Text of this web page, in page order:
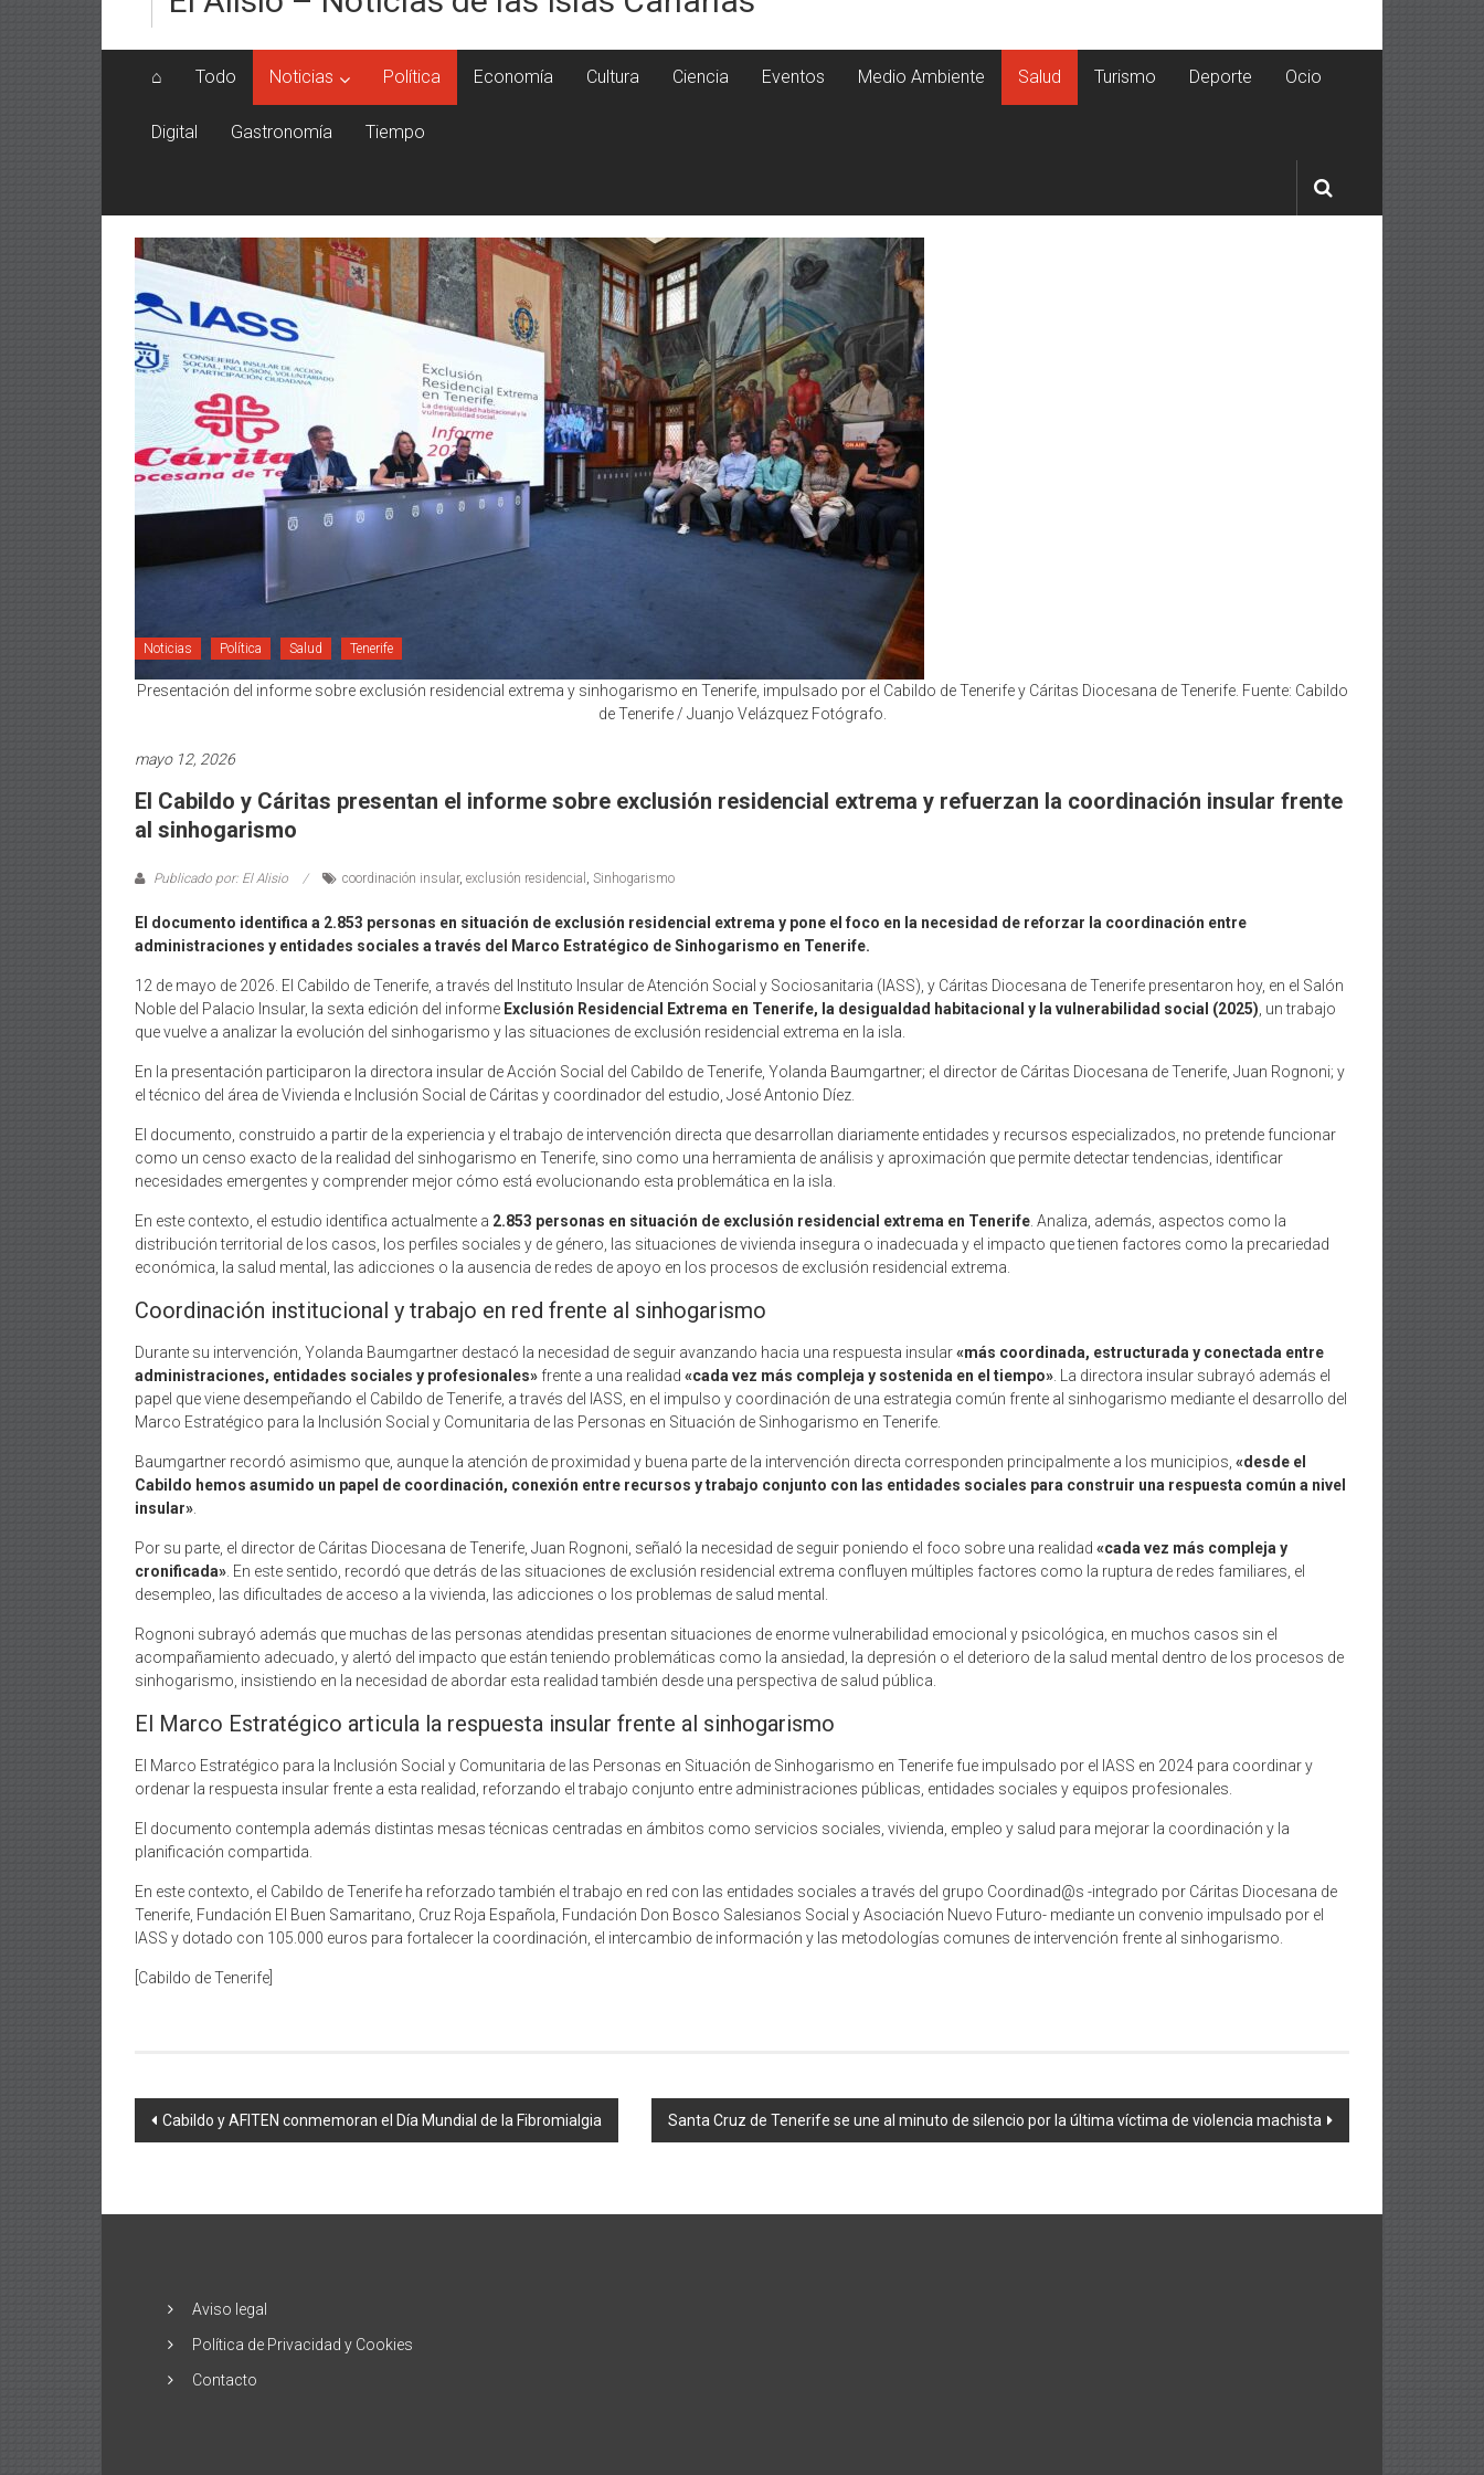
⌂ Todo Noticias Política Economía Cultura Ciencia Eventos Medio Ambiente Salud Turismo Deporte Ocio
Digital Gastronomía Tiempo
Noticias Política Salud Tenerife
Presentación del informe sobre exclusión residencial extrema y sinhogarismo en Tenerife, impulsado por el Cabildo de Tenerife y Cáritas Diocesana de Tenerife. Fuente: Cabildo
de Tenerife / Juanjo Velázquez Fotógrafo.
mayo 12, 2026
El Cabildo y Cáritas presentan el informe sobre exclusión residencial extrema y refuerzan la coordinación insular frente
al sinhogarismo
Publicado por: El Alisio coordinación insular, exclusión residencial , Sinhogarismo
El documento identifica a 2.853 personas en situación de exclusión residencial extrema y pone el foco en la necesidad de reforzar la coordinación entre
administraciones y entidades sociales a través del Marco Estratégico de Sinhogarismo en Tenerife.
12 de mayo de 2026. El Cabildo de Tenerife, a través del Instituto Insular de Atención Social y Sociosanitaria (IASS), y Cáritas Diocesana de Tenerife presentaron hoy, en el Salón
Noble del Palacio Insular, la sexta edición del informe Exclusión Residencial Extrema en Tenerife, la desigualdad habitacional y la vulnerabilidad social (2025) , un trabajo
que vuelve a analizar la evolución del sinhogarismo y las situaciones de exclusión residencial extrema en la isla.
En la presentación participaron la directora insular de Acción Social del Cabildo de Tenerife, Yolanda Baumgartner; el director de Cáritas Diocesana de Tenerife, Juan Rognoni; y
el técnico del área de Vivienda e Inclusión Social de Cáritas y coordinador del estudio, José Antonio Díez.
El documento, construido a partir de la experiencia y el trabajo de intervención directa que desarrollan diariamente entidades y recursos especializados, no pretende funcionar
como un censo exacto de la realidad del sinhogarismo en Tenerife, sino como una herramienta de análisis y aproximación que permite detectar tendencias, identificar
necesidades emergentes y comprender mejor cómo está evolucionando esta problemática en la isla.
En este contexto, el estudio identifica actualmente a 2.853 personas en situación de exclusión residencial extrema en Tenerife . Analiza, además, aspectos como la
distribución territorial de los casos, los perfiles sociales y de género, las situaciones de vivienda insegura o inadecuada y el impacto que tienen factores como la precariedad
económica, la salud mental, las adicciones o la ausencia de redes de apoyo en los procesos de exclusión residencial extrema.
Coordinación institucional y trabajo en red frente al sinhogarismo
Durante su intervención, Yolanda Baumgartner destacó la necesidad de seguir avanzando hacia una respuesta insular«más coordinada, estructurada y conectada entre
administraciones, entidades sociales y profesionales» frente a una realidad «cada vez más compleja y sostenida en el tiempo» . La directora insular subrayó además el
papel que viene desempeñando el Cabildo de Tenerife, a través del IASS, en el impulso y coordinación de una estrategia común frente al sinhogarismo mediante el desarrollo del
Marco Estratégico para la Inclusión Social y Comunitaria de las Personas en Situación de Sinhogarismo en Tenerife.
Baumgartner recordó asimismo que, aunque la atención de proximidad y buena parte de la intervención directa corresponden principalmente a los municipios, «desde el
Cabildo hemos asumido un papel de coordinación, conexión entre recursos y trabajo conjunto con las entidades sociales para construir una respuesta común a nivel
insular»
Por su parte, el director de Cáritas Diocesana de Tenerife, Juan Rognoni, señaló la necesidad de seguir poniendo el foco sobre una realidad «cada vez más compleja y
cronificada» . En este sentido, recordó que detrás de las situaciones de exclusión residencial extrema confluyen múltiples factores como la ruptura de redes familiares, el
desempleo, las dificultades de acceso a la vivienda, las adicciones o los problemas de salud mental.
Rognoni subrayó además que muchas de las personas atendidas presentan situaciones de enorme vulnerabilidad emocional y psicológica, en muchos casos sin el
acompañamiento adecuado, y alertó del impacto que están teniendo problemáticas como la ansiedad, la depresión o el deterioro de la salud mental dentro de los procesos de
sinhogarismo, insistiendo en la necesidad de abordar esta realidad también desde una perspectiva de salud pública.
El Marco Estratégico articula la respuesta insular frente al sinhogarismo
El Marco Estratégico para la Inclusión Social y Comunitaria de las Personas en Situación de Sinhogarismo en Tenerife fue impulsado por el IASS en 2024 para coordinar y
ordenar la respuesta insular frente a esta realidad, reforzando el trabajo conjunto entre administraciones públicas, entidades sociales y equipos profesionales.
El documento contempla además distintas mesas técnicas centradas en ámbitos como servicios sociales, vivienda, empleo y salud para mejorar la coordinación y la
planificación compartida.
En este contexto, el Cabildo de Tenerife ha reforzado también el trabajo en red con las entidades sociales a través del grupo Coordinad@s -integrado por Cáritas Diocesana de
Tenerife, Fundación El Buen Samaritano, Cruz Roja Española, Fundación Don Bosco Salesianos Social y Asociación Nuevo Futuro- mediante un convenio impulsado por el
IASS y dotado con 105.000 euros para fortalecer la coordinación, el intercambio de información y las metodologías comunes de intervención frente al sinhogarismo.
[Cabildo de Tenerife]
Navegación
Cabildo y AFITEN conmemoran el Día Mundial de la Fibromialgia Santa Cruz de Tenerife se une al minuto de silencio por la última víctima de violencia machista
Aviso legal
Política de Privacidad y Cookies
Contacto